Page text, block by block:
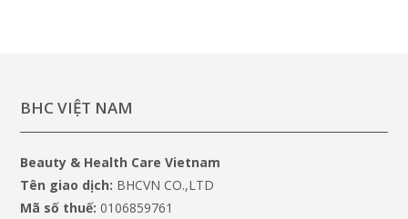
BHC VIỆT NAM
Beauty & Health Care Vietnam
Tên giao dịch: BHCVN CO.,LTD
Mã số thuế:0106859761